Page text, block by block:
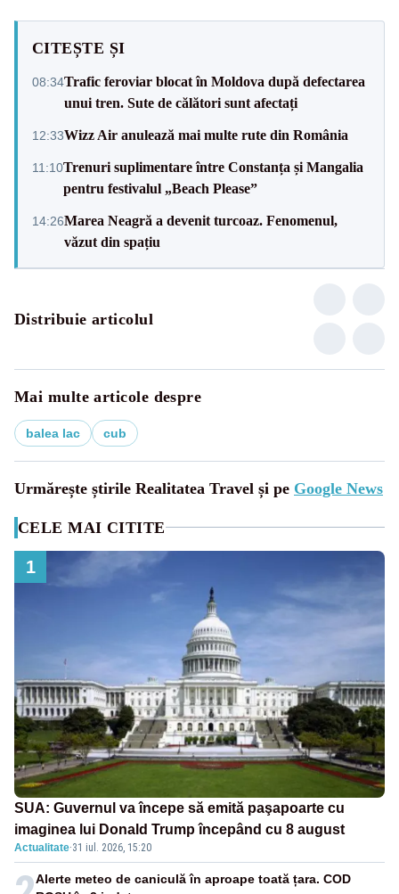
CITEȘTE ȘI
08:34Trafic feroviar blocat în Moldova după defectarea
unui tren. Sute de călători sunt afectați
12:33Wizz Air anulează mai multe rute din România
11:10Trenuri suplimentare între Constanța și Mangalia
pentru festivalul „Beach Please”
14:26Marea Neagră a devenit turcoaz. Fenomenul,
văzut din spațiu
Distribuie articolul
Mai multe articole despre
balea lac cub
Urmărește știrile Realitatea Travel și pe Google News
CELE MAI CITITE
1
SUA: Guvernul va începe să emită paşapoarte cu
imaginea lui Donald Trump începând cu 8 august
Actualitate·31 iul. 2026, 15:20
Alerte meteo de caniculă în aproape toată țara. COD